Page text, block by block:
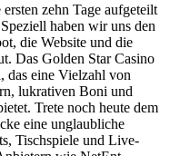
zehn Tage aufgeteilt
haben wir uns den
die Website und die
Das Golden Star Casino
das eine Vielzahl von
lukrativen Boni und
Trete noch heute dem
eine unglaubliche
Tischspiele und Live-